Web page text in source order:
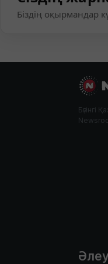
Біздің оқырмандар
Бүгінгі